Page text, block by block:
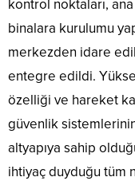
kontrol noktaları,
binalara kurulumu
merkezden idare
entegre edildi.
özelliği ve hareket
güvenlik
altyapıya sahip
ihtiyaç duyduğu tüm